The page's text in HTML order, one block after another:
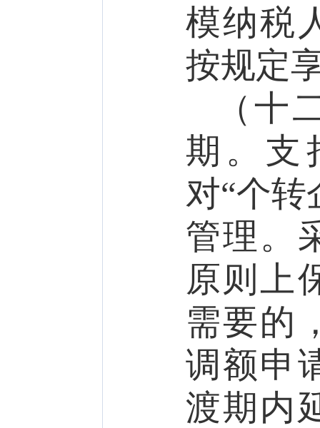
模纳税
按规定
（十
期。 支
对“个转
管理。
原则上
需要的
调额申
渡期内